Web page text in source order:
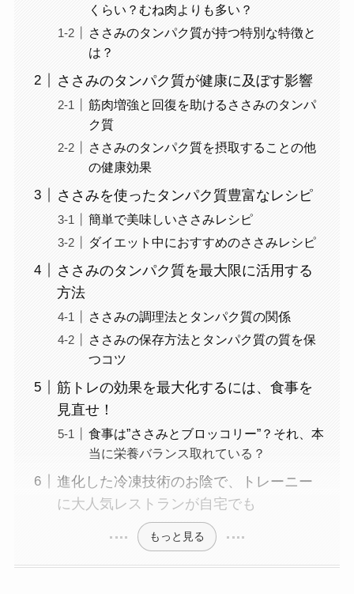
くらい？むね肉よりも多い？
ささみのタンパク質が持つ特別な特徴と
は？
ささみのタンパク質が健康に及ぼす影響
筋肉増強と回復を助けるささみのタンパ
ク質
ささみのタンパク質を摂取することの他
の健康効果
ささみを使ったタンパク質豊富なレシピ
簡単で美味しいささみレシピ
ダイエット中におすすめのささみレシピ
ささみのタンパク質を最大限に活用する
方法
ささみの調理法とタンパク質の関係
ささみの保存方法とタンパク質の質を保
つコツ
筋トレの効果を最大化するには、食事を
見直せ！
食事は”ささみとブロッコリー”？それ、本
当に栄養バランス取れている？
進化した冷凍技術のお陰で、トレーニー
に大人気レストランが自宅でも
もっと見る